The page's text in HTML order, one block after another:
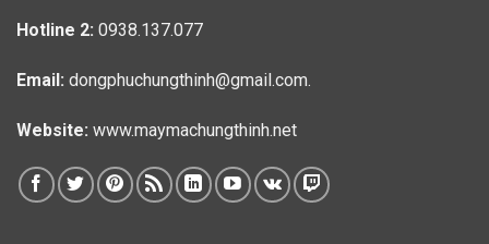
Hotline 2: 0938.137.077
Email: dongphuchungthinh@gmail.com.
Website: www.maymachungthinh.net